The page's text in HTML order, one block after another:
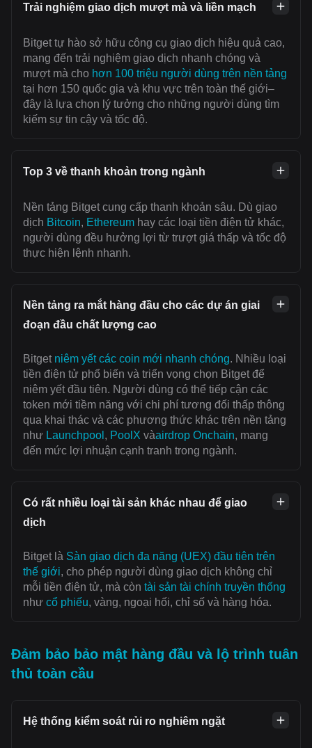
Trải nghiệm giao dịch mượt mà và liền mạch
Bitget tự hào sở hữu công cụ giao dịch hiệu quả cao,
mang đến trải nghiệm giao dịch nhanh chóng và
mượt mà cho hơn 100 triệu người dùng trên nền tảng
tại hơn 150 quốc gia và khu vực trên toàn thế giới–
đây là lựa chọn lý tưởng cho những người dùng tìm
kiếm sự tin cậy và tốc độ.
Top 3 về thanh khoản trong ngành
Nền tảng Bitget cung cấp thanh khoản sâu. Dù giao
dịch Bitcoin, Ethereum hay các loại tiền điện tử khác,
người dùng đều hưởng lợi từ trượt giá thấp và tốc độ
thực hiện lệnh nhanh.
Nền tảng ra mắt hàng đầu cho các dự án giai
đoạn đầu chất lượng cao
Bitget niêm yết các coin mới nhanh chóng. Nhiều loại
tiền điện tử phổ biến và triển vọng chọn Bitget để
niêm yết đầu tiên. Người dùng có thể tiếp cận các
token mới tiềm năng với chi phí tương đối thấp thông
qua khai thác và các phương thức khác trên nền tảng
như Launchpool , PoolX vàairdrop Onchain, mang
đến mức lợi nhuận cạnh tranh trong ngành.
Có rất nhiều loại tài sản khác nhau để giao
dịch
Bitget là Sàn giao dịch đa năng (UEX) đầu tiên trên
thế giới, cho phép người dùng giao dịch không chỉ
mỗi tiền điện tử, mà còn tài sản tài chính truyền thống
như cổ phiếu, vàng, ngoại hối, chỉ số và hàng hóa.
Đảm bảo bảo mật hàng đầu và lộ trình tuân
thủ toàn cầu
Hệ thống kiểm soát rủi ro nghiêm ngặt